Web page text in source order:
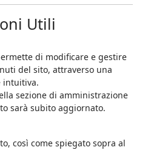
Utili
di modificare e gestire
del sito, attraverso una
intuitiva.
sezione di amministrazione
sarà subito aggiornato.
così come spiegato sopra al